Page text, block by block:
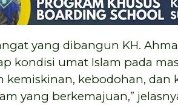
yang dibangun KH.
kondisi umat Islam pada
kemiskinan, kebodohan, dan
yang berkemajuan,”